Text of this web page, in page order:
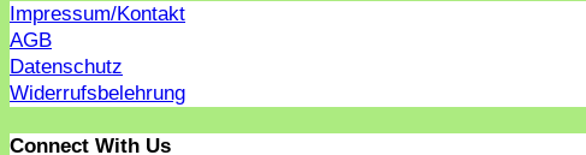
Impressum/Kontakt
AGB
Datenschutz
Widerrufsbelehrung
Connect With Us